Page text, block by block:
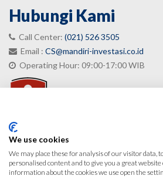
Hubungi Kami
Call Center: (021) 526 3505
Email : CS@mandiri-investasi.co.id
Operating Hour: 09:00-17:00 WIB
We use cookies
We may place these for analysis of our visitor data,
personalised content and to give you a great
information about the cookies we use open the